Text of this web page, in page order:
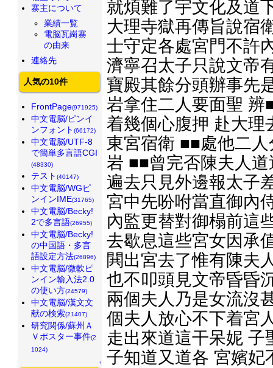
就煩難了宇文化及道
大理寺獄再傳旨說宿
士守定各處宮門不許
濟寧召太子只說文帝
寶殿其餘分頭辦事先
岩拿住二人要面聖 辨
着幾個心腹押 赴大理
東宮宿衛 ■■處他二
岩 ■■曾完否陳夫人
遍去只見外邊報太子
宮中先吩咐當直御內
內監更替對御榻前這
去歇息這些宮女因承
閧出宮去了惟有陳夫
也不叩頭見文帝昏昏
兩個夫人乃是女流沒
個夫人放心不下着宮
走出來道這干呆妮 子
子知道又道各 宮嬪妃
寨主について
業績一覧
電脳瓦崗寨
の由来
連絡先
人気の10件
FrontPage(971925)
中文電脳/ピンイ
ンフォント (66172)
中文電脳/UTF-8
で簡単多言語CGI
(48330)
テスト (40147)
中文電脳/WGピ
ンインIME(31765)
中文電脳/Becky!
2で多言語(26955)
中文電脳/Becky!
の中国語・多言
語設定方法(26896)
中文電脳/微軟ピ
ンイン輸入法2.0
の使い方(24579)
中文電脳/漢文文
献の検索(21407)
研究関係/蘇州Ａ
Ｖポスター事件(2
1024)
↑